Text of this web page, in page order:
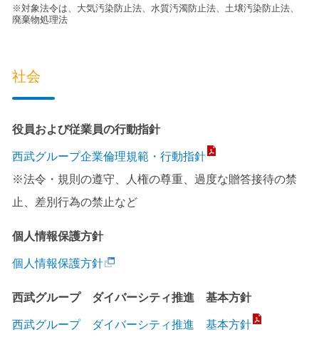
※対象法令は、大気汚染防止法、水質汚濁防止法、土壌汚染防止法、
廃棄物処理法
社会
役員および従業員の行動指針
西武グループ企業倫理規範・行動指針
※法令・規則の遵守、人権の尊重、過度な贈答接待の禁
止、差別行為の禁止など
個人情報保護方針
個人情報保護方針
西武グループ ダイバーシティ推進 基本方針
西武グループ ダイバーシティ推進 基本方針